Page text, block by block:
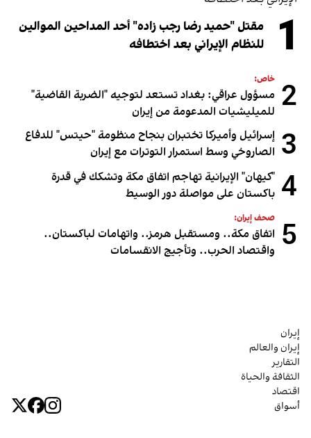
1
مقتل "حميد رضا رجب زاده" أحد المداحين الموالين
للنظام الإيراني بعد اختطافه
2 خاص:
مسؤول عراقي: بغداد تستعد لتوجيه "الضربة القاضية"
للميليشيات المدعومة من إيران
3 إسرائيل وأميركا تختبران بنجاح منظومة "حيتس" للدفاع
الصاروخي وسط استمرار التوترات مع إيران
4 "كيهان" الإيرانية تهاجم اتفاق مكة وتشكك في قدرة
باكستان على مواصلة دور الوسيط
5 صحف إيران:
اتفاق مكة.. ومستقبل هرمز.. واتهامات لباكستان..
واقتصاد الحرب.. وتأجيج الانقسامات
إيران
إيران والعالم
التقارير
الثقافة والحياة
اقتصاد
أسواق